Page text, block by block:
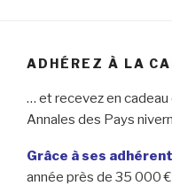
ADHÉREZ À LA
… et recevez en
Annales des Pays
Grâce à ses
année près de 35 000